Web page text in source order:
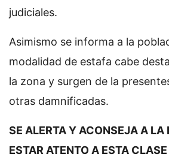
judiciales.
Asimismo se informa a la
modalidad de estafa cabe
la zona y surgen de la
otras damnificadas.
SE ALERTA Y ACONSEJA A LA
ESTAR ATENTO A ESTA